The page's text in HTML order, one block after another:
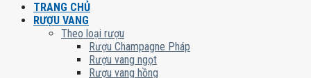
TRANG CHỦ
RƯỢU VANG
Theo loại rượu
Rượu Champagne Pháp
Rượu vang ngọt
Rượu vang hồng